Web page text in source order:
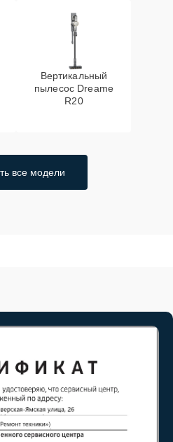
Вертикальный
пылесос Dreame
R20
все модели